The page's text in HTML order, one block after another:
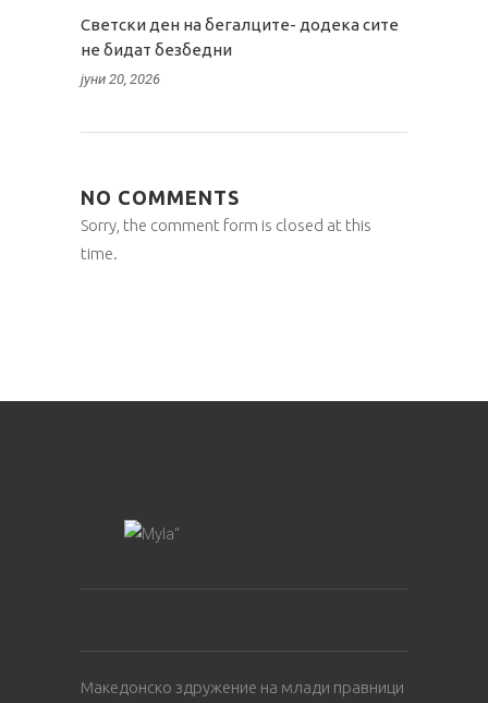
Светски ден на бегалците- додека сите
не бидат безбедни
јуни 20, 2026
NO COMMENTS
Sorry, the comment form is closed at this
time.
Македонско здружение на млади правници